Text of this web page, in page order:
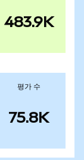
483.9K
평가 수
75.8K